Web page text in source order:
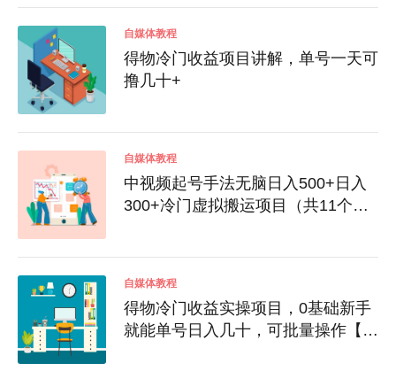
自媒体教程
得物冷门收益项目讲解，单号一天可
撸几十+
自媒体教程
中视频起号手法无脑日入500+日入
300+冷门虚拟搬运项目（共11个项
自媒体教程
得物冷门收益实操项目，0基础新手
就能单号日入几十，可批量操作【视